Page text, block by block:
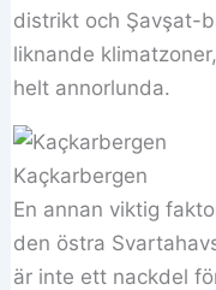
distrikt och Şavşat-
liknande
helt annorlunda.
Kaçkarbergen
En annan viktig
den östra
är inte ett nackdel